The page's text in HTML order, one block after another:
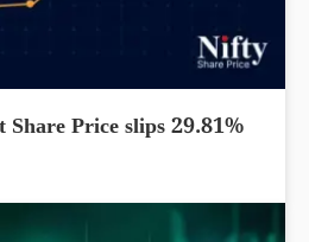
Price slips 29.81%